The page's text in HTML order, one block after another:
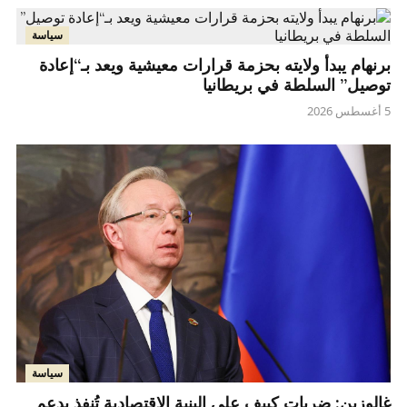
سياسة
برنهام يبدأ ولايته بحزمة قرارات معيشية ويعد بـ“إعادة
توصيل” السلطة في بريطانيا
5 أغسطس 2026
سياسة